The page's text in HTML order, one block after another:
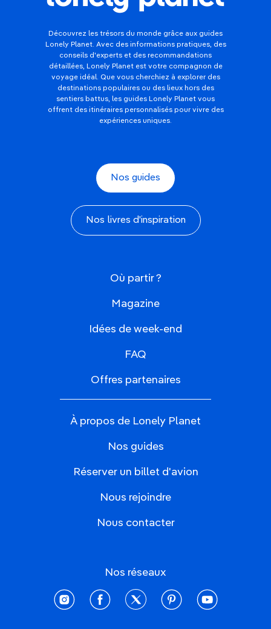
Découvrez les trésors du monde grâce aux guides
Lonely Planet. Avec des informations pratiques, des
conseils d'experts et des recommandations
détaillées, Lonely Planet est votre compagnon de
voyage idéal. Que vous cherchiez à explorer des
destinations populaires ou des lieux hors des
sentiers battus, les guides Lonely Planet vous
offrent des itinéraires personnalisés pour vivre des
expériences uniques.
Nos guides
Nos livres d'inspiration
Où partir ?
Magazine
Idées de week-end
FAQ
Offres partenaires
À propos de Lonely Planet
Nos guides
Réserver un billet d'avion
Nous rejoindre
Nous contacter
Nos réseaux
instagramfacebooktwitter pinterestyoutube